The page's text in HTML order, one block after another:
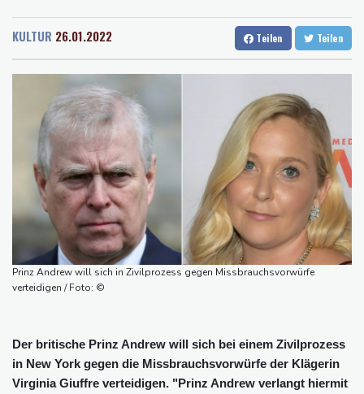
Dresden
Wien
24 °C
Baden-Baden
18 °C
Würgeschlange an Kanalufer in Schleswig-Holstein entdeckt
Unter Traktor eingeklemmt: Zwölfjähriger stirbt in Nordrhein-
Westfalen
Sri Lanka setzt nach Unruhen in Gefängnis Soldaten ein
Zuwächse in der Autobranche: Industrieproduktion legt im Juni
leicht zu
76-jähriger Landwirt in Nordrhein-Westfalen von Traktor
überrollt und getötet
Nach Tod von 37-Jähriger in Hessen: Tatverdächtiger wieder auf
freiem Fuß
KULTUR 26.01.2022 Teilen Teilen
Prinz Andrew will sich in Zivilprozess gegen Missbrauchsvorwürfe
verteidigen / Foto: ©
Der britische Prinz Andrew will sich bei einem Zivilprozess
in New York gegen die Missbrauchsvorwürfe der Klägerin
Virginia Giuffre verteidigen. "Prinz Andrew verlangt hiermit